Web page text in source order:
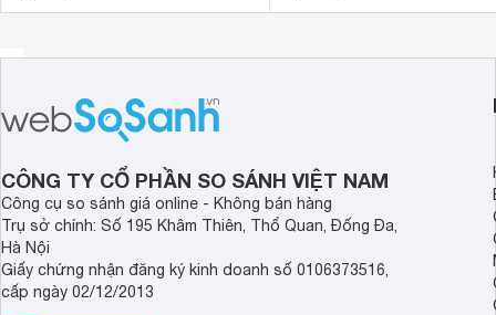
CÔNG TY CỔ PHẦN SO SÁNH VIỆT NAM
Công cụ so sánh giá online - Không bán hàng
Trụ sở chính: Số 195 Khâm Thiên, Thổ Quan, Đống Đa,
Hà Nội
Giấy chứng nhận đăng ký kinh doanh số 0106373516,
cấp ngày 02/12/2013